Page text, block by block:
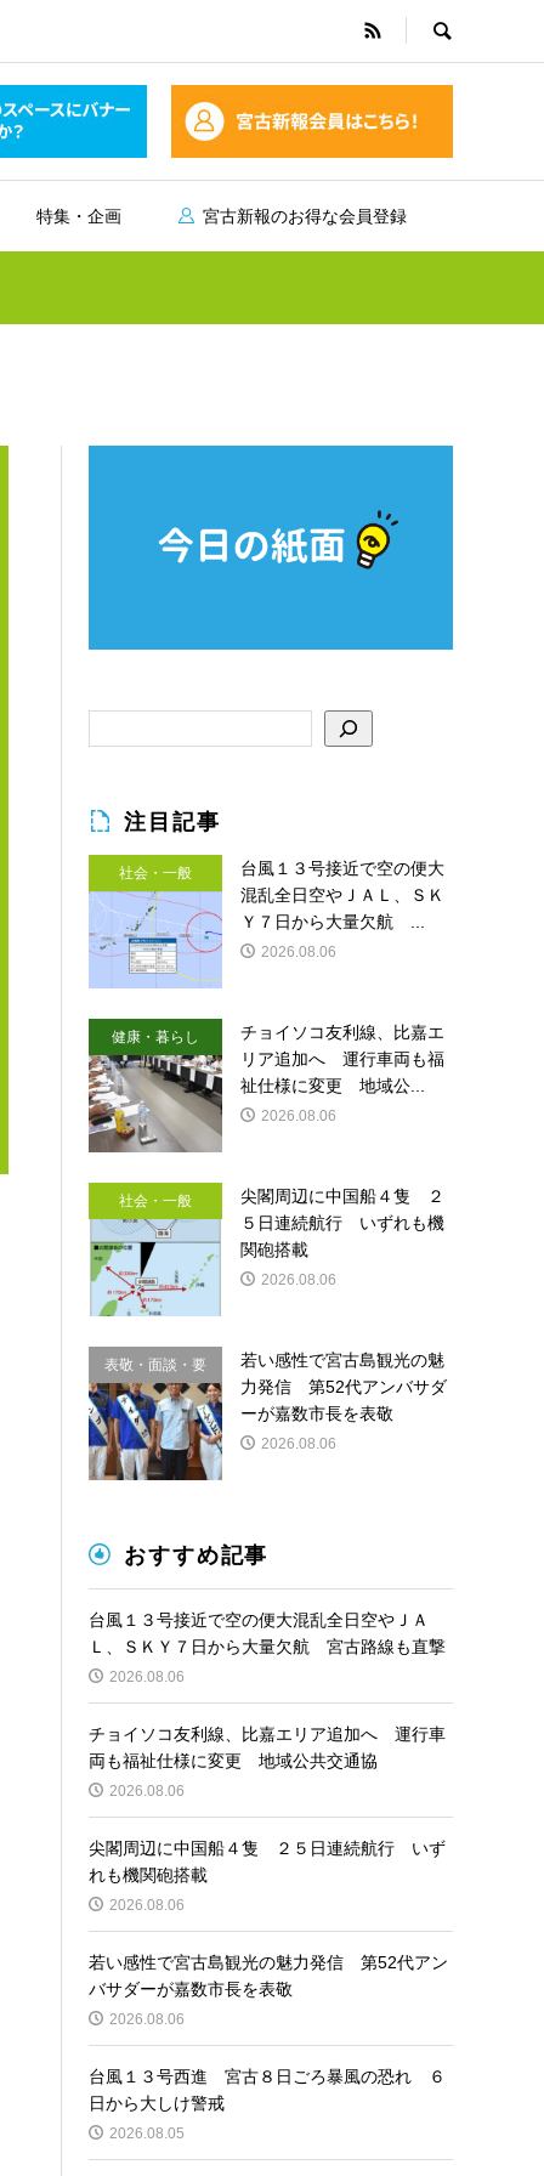
特集・企画 宮古新報のお得な会員登録
注目記事
社会・一般
台風１３号接近で空の便大
混乱全日空やＪＡＬ、ＳＫ
Ｙ７日から大量欠航 ...
2026.08.06
健康・暮らし
チョイソコ友利線、比嘉エ
リア追加へ 運行車両も福
祉仕様に変更 地域公...
2026.08.06
社会・一般
尖閣周辺に中国船４隻 ２
５日連続航行 いずれも機
関砲搭載
2026.08.06
表敬・面談・要
請
若い感性で宮古島観光の魅
力発信 第52代アンバサダ
ーが嘉数市長を表敬
2026.08.06
おすすめ記事
台風１３号接近で空の便大混乱全日空やＪＡ
Ｌ、ＳＫＹ７日から大量欠航 宮古路線も直撃
2026.08.06
チョイソコ友利線、比嘉エリア追加へ 運行車
両も福祉仕様に変更 地域公共交通協
2026.08.06
尖閣周辺に中国船４隻 ２５日連続航行 いず
れも機関砲搭載
2026.08.06
若い感性で宮古島観光の魅力発信 第52代アン
バサダーが嘉数市長を表敬
2026.08.06
台風１３号西進 宮古８日ごろ暴風の恐れ ６
日から大しけ警戒
2026.08.05